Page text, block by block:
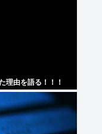
理由を語る！！！